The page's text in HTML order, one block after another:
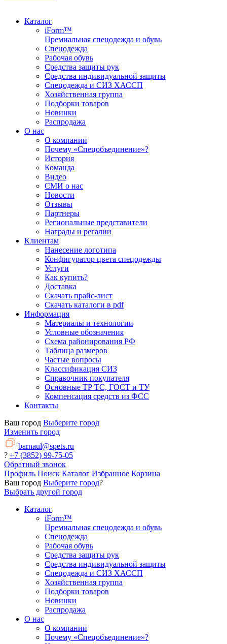
Каталог
iForm™
Премиальная спецодежда и обувь
Спецодежда
Рабочая обувь
Средства защиты рук
Средства индивидуальной защиты
Спецодежда и СИЗ ХАССП
Хозяйственная группа
Подборки товаров
Новинки
Распродажа
О нас
О компании
Почему «Спецобъединение»?
История
Команда
Видео
СМИ о нас
Новости
Отзывы
Партнеры
Региональные представители
Награды и регалии
Клиентам
Нанесение логотипа
Конфигуратор цвета спецодежды
Услуги
Как купить?
Доставка
Скачать прайс-лист
Скачать каталоги в pdf
Информация
Материалы и технологии
Условные обозначения
Схема районирования РФ
Таблица размеров
Частые вопросы
Классификация СИЗ
Справочник покупателя
Основные ТР ТС, ГОСТ и ТУ
Компенсация средств из ФСС
Контакты
Ваш город Выберите город
Изменить город
barnaul@spets.ru
? +7 (3852) 99-75-05
Обратный звонок
Профиль Поиск Каталог Избранное Корзина
Ваш город Выберите город?
Выбрать другой город
Каталог
iForm™
Премиальная спецодежда и обувь
Спецодежда
Рабочая обувь
Средства защиты рук
Средства индивидуальной защиты
Спецодежда и СИЗ ХАССП
Хозяйственная группа
Подборки товаров
Новинки
Распродажа
О нас
О компании
Почему «Спецобъединение»?